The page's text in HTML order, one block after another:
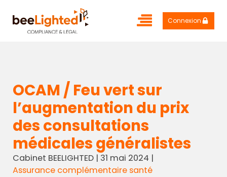
Connexion
OCAM / Feu vert sur
l’augmentation du prix
des consultations
médicales généralistes
Cabinet BEELIGHTED| 31 mai 2024 |
Assurance complémentaire santé